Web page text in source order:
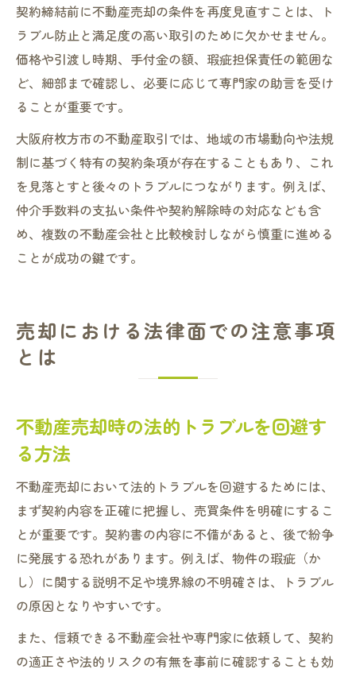
契約締結前に不動産売却の条件を再度見直すことは、ト
ラブル防止と満足度の高い取引のために欠かせません。
価格や引渡し時期、手付金の額、瑕疵担保責任の範囲な
ど、細部まで確認し、必要に応じて専門家の助言を受け
ることが重要です。
大阪府枚方市の不動産取引では、地域の市場動向や法規
制に基づく特有の契約条項が存在することもあり、これ
を見落とすと後々のトラブルにつながります。例えば、
仲介手数料の支払い条件や契約解除時の対応なども含
め、複数の不動産会社と比較検討しながら慎重に進める
ことが成功の鍵です。
売却における法律面での注意事項
とは
不動産売却時の法的トラブルを回避す
る方法
不動産売却において法的トラブルを回避するためには、
まず契約内容を正確に把握し、売買条件を明確にするこ
とが重要です。契約書の内容に不備があると、後で紛争
に発展する恐れがあります。例えば、物件の瑕疵（か
し）に関する説明不足や境界線の不明確さは、トラブル
の原因となりやすいです。
また、信頼できる不動産会社や専門家に依頼して、契約
の適正さや法的リスクの有無を事前に確認することも効